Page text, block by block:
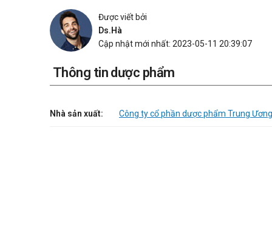
Được viết bởi
Ds.Hà
Cập nhật mới nhất: 2023-05-11 20:39:07
Thông tin dược phẩm
Nhà sản xuất: Công ty cổ phần dược phẩm Trung